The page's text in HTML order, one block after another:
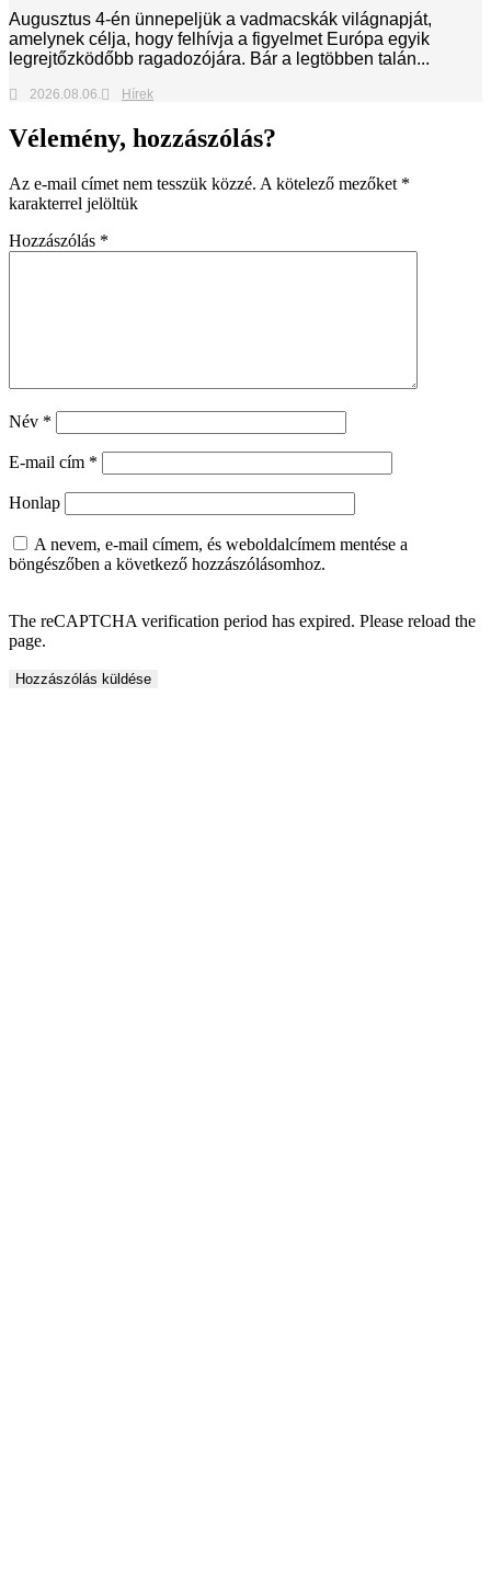
Augusztus 4-én ünnepeljük a vadmacskák világnapját,
amelynek célja, hogy felhívja a figyelmet Európa egyik
legrejtőzködőbb ragadozójára. Bár a legtöbben talán...
2026.08.06. Hírek
Vélemény, hozzászólás?
Az e-mail címet nem tesszük közzé. A kötelező mezőket *
karakterrel jelöltük
Hozzászólás *
Név *
E-mail cím *
Honlap
A nevem, e-mail címem, és weboldalcímem mentése a
böngészőben a következő hozzászólásomhoz.
The reCAPTCHA verification period has expired. Please reload the
page.